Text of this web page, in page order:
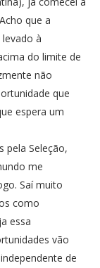
que a
à
do limite de
não
que
espera um
pela Seleção,
me
Saí muito
como
essa
vão
de